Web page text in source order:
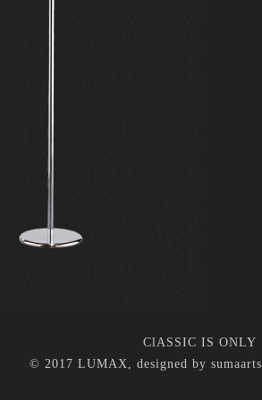
ClASSIC IS ONLY
© 2017 LUMAX, designed bysumaarts